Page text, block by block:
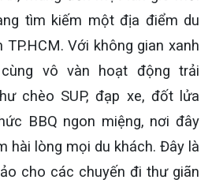
tìm kiếm một địa điểm du
TP.HCM. Với không gian xanh
vô vàn hoạt động trải
chèo SUP, đạp xe, đốt lửa
BBQ ngon miệng, nơi đây
hài lòng mọi du khách. Đây là
cho các chuyến đi thư giãn